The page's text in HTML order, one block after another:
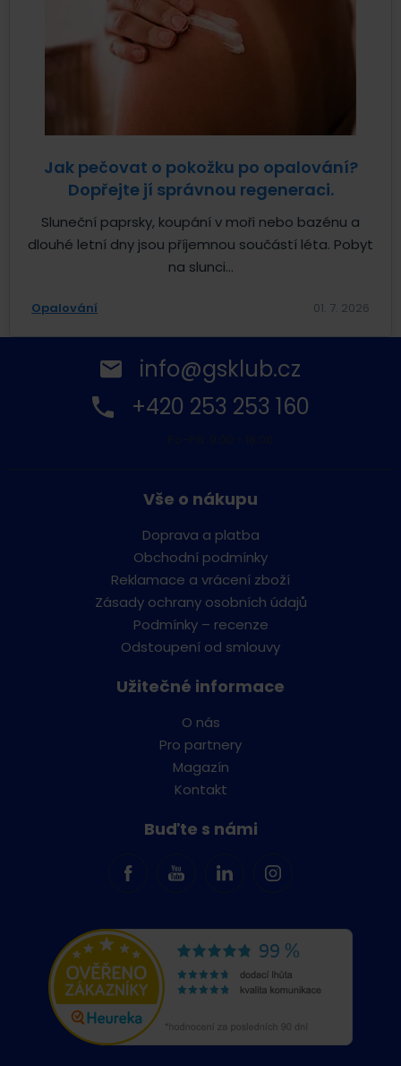
Jak pečovat o pokožku po opalování?
Dopřejte jí správnou regeneraci.
Sluneční paprsky, koupání v moři nebo bazénu a
dlouhé letní dny jsou příjemnou součástí léta. Pobyt
na slunci...
Opalování 01. 7. 2026
info@gsklub.cz
+420 253 253 160
Vše o nákupu
Doprava a platba
Obchodní podmínky
Reklamace a vrácení zboží
Zásady ochrany osobních údajů
Podmínky – recenze
Odstoupení od smlouvy
Užitečné informace
O nás
Pro partnery
Magazín
Kontakt
Buďte s námi